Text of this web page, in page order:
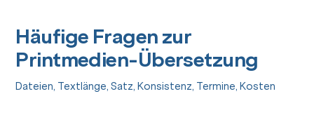
Häufige Fragen zur
Printmedien-Übersetzung
Dateien, Textlänge, Satz, Konsistenz, Termine, Kosten